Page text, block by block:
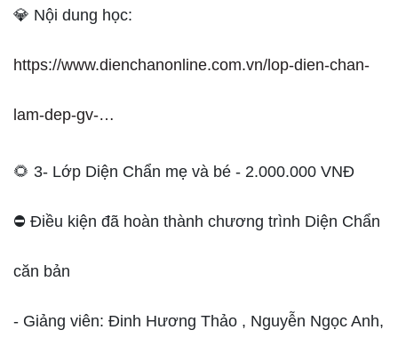
💎 Nội dung học:
https://www.dienchanonline.com.vn/lop-dien-chan-
lam-dep-gv-…
🌻 3- Lớp Diện Chẩn mẹ và bé - 2.000.000 VNĐ
⛔️ Điều kiện đã hoàn thành chương trình Diện Chẩn
căn bản
- Giảng viên: Đinh Hương Thảo , Nguyễn Ngọc Anh,